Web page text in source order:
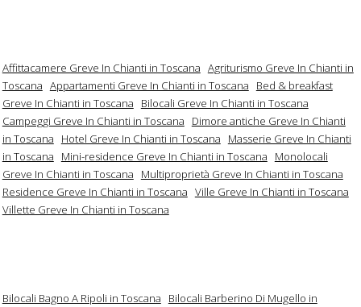
Affittacamere Greve In Chianti in Toscana Agriturismo Greve In Chianti in
Toscana Appartamenti Greve In Chianti in Toscana
Bed & breakfast
Greve In Chianti in Toscana
Bilocali Greve In Chianti in Toscana
Campeggi Greve In Chianti in Toscana
Dimore antiche Greve In Chianti
in Toscana
Hotel Greve In Chianti in Toscana
Masserie Greve In Chianti
in Toscana
Mini-residence Greve In Chianti in Toscana
Monolocali
Greve In Chianti in Toscana
Multiproprietà Greve In Chianti in Toscana
Residence Greve In Chianti in Toscana Ville Greve In Chianti in Toscana
Villette Greve In Chianti in Toscana
Bilocali Bagno A Ripoli in Toscana
Bilocali Barberino Di Mugello in